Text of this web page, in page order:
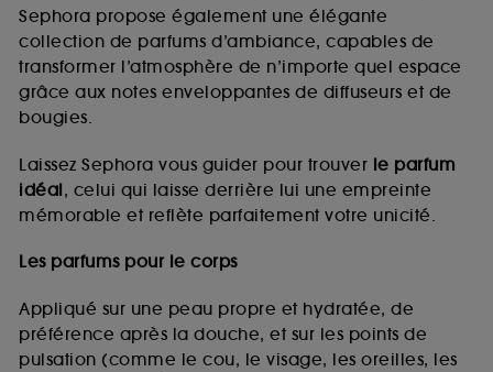
Sephora propose également une élégante
collection de parfums d’ambiance, capables de
transformer l’atmosphère de n’importe quel espace
grâce aux notes enveloppantes de diffuseurs et de
bougies.
Laissez Sephora vous guider pour trouver le parfum
idéal, celui qui laisse derrière lui une empreinte
mémorable et reflète parfaitement votre unicité.
Les parfums pour le corps
Appliqué sur une peau propre et hydratée, de
préférence après la douche, et sur les points de
pulsation (comme le cou, le visage, les oreilles, les
de vous plaire via des publicités, y compris sur des
sites tiers et sur les réseaux sociaux, sur la base
des pages que vous avez consultées, de votre
navigation, et de l'historique de vos interactions.
d’en améliorer la performance.
Cookies de sécurisation des paiements en ligne :
fraudes aux moyens de paiement et les
usurpations d’identité.
Cookies fonctionnels :il s’agit de cookies
permettant l’affichage et/ou la fourniture de
certaines fonctionnalités du site, tel que les